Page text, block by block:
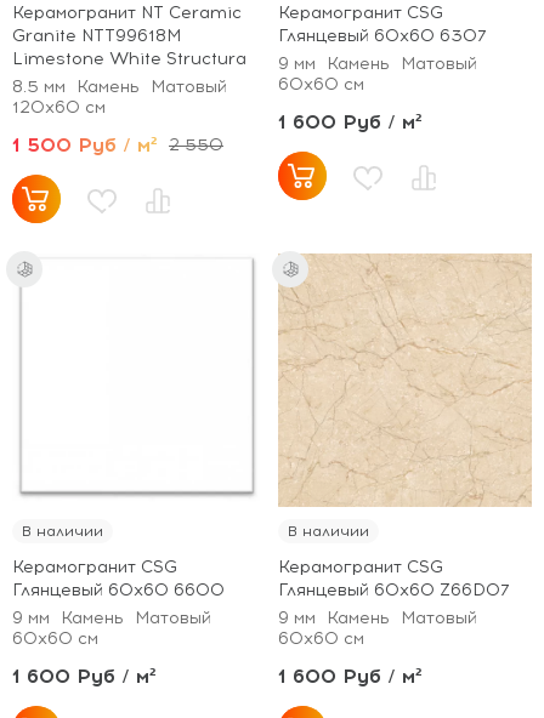
Керамогранит NT Ceramic
Granite NTT99618M
Limestone White Structura
8.5 мм
Камень
Матовый
120x60 см
1 500 Руб / м² 2 550
Керамогранит CSG
Глянцевый 60x60 6307
9 мм
Камень
Матовый
60x60 см
1 600 Руб / м²
В наличии
Керамогранит CSG
Глянцевый 60x60 6600
9 мм
Камень
Матовый
60x60 см
1 600 Руб / м²
В наличии
Керамогранит CSG
Глянцевый 60x60 Z66D07
9 мм
Камень
Матовый
60x60 см
1 600 Руб / м²